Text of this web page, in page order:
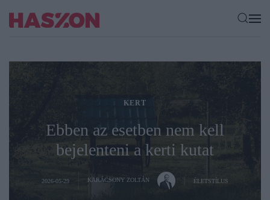
KERT
Ebben az esetben nem kell
bejelenteni a kerti kutat
2026-05-29 KARÁCSONY ZOLTÁN ÉLETSTÍLUS